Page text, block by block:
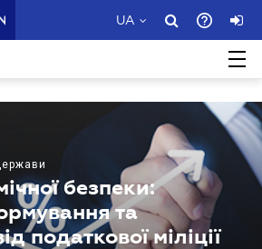
UA
безпеки:
та
податкової міліції